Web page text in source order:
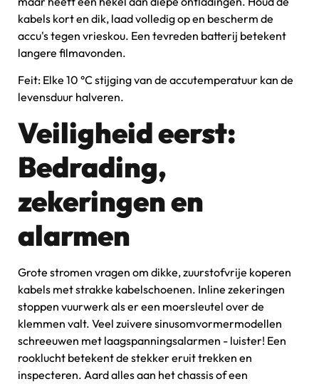
kabels kort en dik, laad volledig op en bescherm de
accu's tegen vrieskou. Een tevreden batterij betekent
langere filmavonden.
Feit: Elke 10 °C stijging van de accutemperatuur kan de
levensduur halveren.
Veiligheid eerst:
Bedrading,
zekeringen en
alarmen
Grote stromen vragen om dikke, zuurstofvrije koperen
kabels met strakke kabelschoenen. Inline zekeringen
stoppen vuurwerk als er een moersleutel over de
klemmen valt. Veel zuivere sinusomvormermodellen
schreeuwen met laagspanningsalarmen - luister! Een
rooklucht betekent de stekker eruit trekken en
inspecteren. Aard alles aan het chassis of een